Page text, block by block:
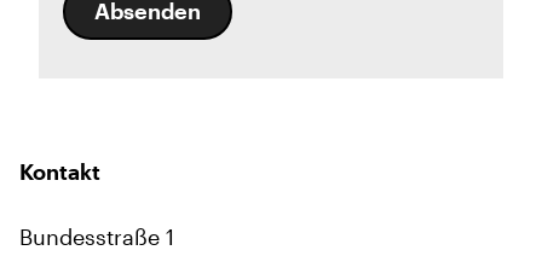
Absenden
Kontakt
Bundesstraße 1